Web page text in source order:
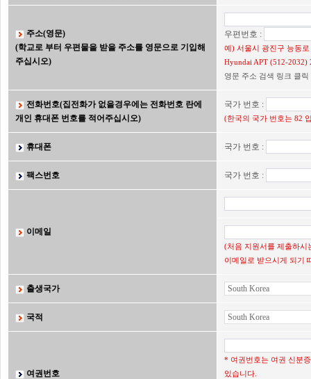
주소(영문)
(학교로 부터 우편물을 받을 주소를 영문으로 기입해
주십시오)
우편번호 :
예) 서울시 광진구 능동
Hyundai APT (512-2032)
영문 주소 검색 링크 클릭
전화번호(집전화가 없을경우에는 전화번호 란에
개인 휴대폰 번호를 적어주십시오)
국가 번호 :
(한국의 국가 번호는 82
휴대폰 국가 번호 :
팩스번호 국가 번호 :
이메일
(처음 지원서를 제출하시
이메일로 받으시게 되기
출생국가
국적
여권번호
* 여권번호는 여권 신분
있습니다.